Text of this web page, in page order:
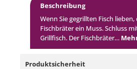
Beschreibung
Wenn Sie gegrillten Fisch
Fischbräter ein Muss. Schluss
Grillfisch. Der Fischbräter…
Produktsicherheit